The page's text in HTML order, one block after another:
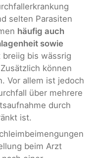
selten Parasiten
häufig auch
sowie
breiig bis wässrig
können
Vor allem ist jedoch
über mehrere
durch
ist.
beim Arzt